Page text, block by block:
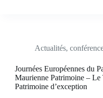
Actualités,
Journées Européennes du
Maurienne Patrimoine –
Patrimoine d’exception